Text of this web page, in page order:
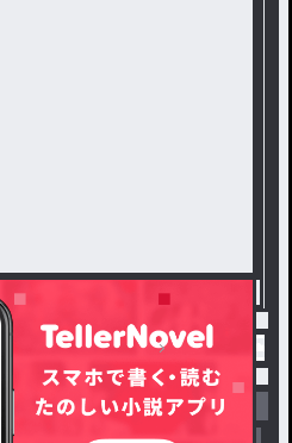
それ美味しいの？ あ / ゆき